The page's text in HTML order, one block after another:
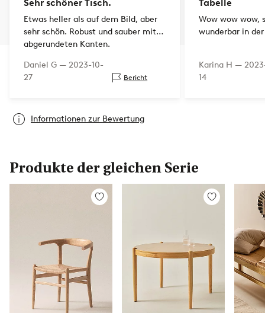
Sehr schöner Tisch.
Etwas heller als auf dem Bild, aber
sehr schön. Robust und sauber mit
abgerundeten Kanten.
Daniel G — 2023-10-
27
Bericht
Tabelle
Wow wow wow,
wunderbar in der
Karina H —
14
Informationen zur Bewertung
Produkte der gleichen Serie
Zu
Zu